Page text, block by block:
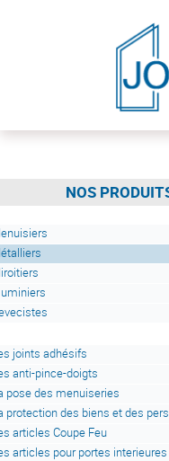
NOS
joints adhésifs
anti-pince-doigts
pose des menuiseries
protection des biens et des
articles Coupe Feu
articles pour portes interieures